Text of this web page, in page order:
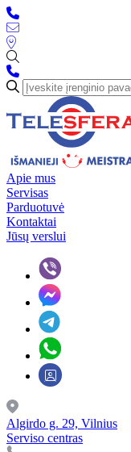
Apie mus
Servisas
Parduotuvė
Kontaktai
Jūsų verslui
Algirdo g. 29, Vilnius
Serviso centras